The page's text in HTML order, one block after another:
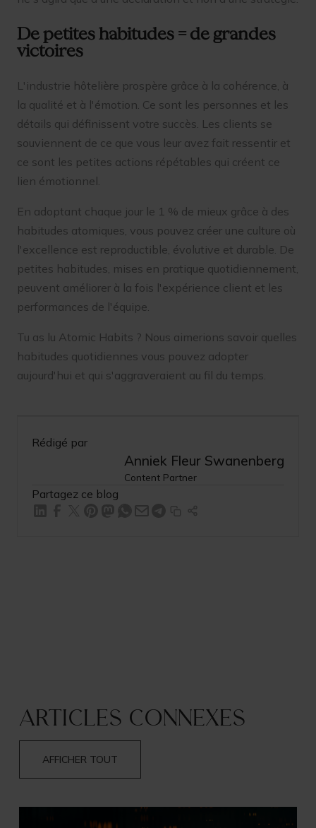
De petites habitudes = de grandes
victoires
L'industrie hôtelière prospère grâce à la cohérence, à
la qualité et à l'émotion. Ce sont les personnes et les
détails qui définissent votre succès. Les clients se
souviennent de ce que vous leur avez fait ressentir et
ce sont les petites actions répétables qui créent ce
lien émotionnel.
En adoptant chaque jour le 1 % de mieux grâce à des
habitudes atomiques, vous pouvez créer une culture où
l'excellence est reproductible, évolutive et durable. De
petites habitudes, mises en pratique quotidiennement,
peuvent améliorer à la fois l'expérience client et les
performances de l'équipe.
Tu as lu Atomic Habits ? Nous aimerions savoir quelles
habitudes quotidiennes vous pouvez adopter
aujourd'hui et qui s'aggraveraient au fil du temps.
Rédigé par
Anniek Fleur Swanenberg
Content Partner
Partagez ce blog
Articles connexes
AFFICHER TOUT